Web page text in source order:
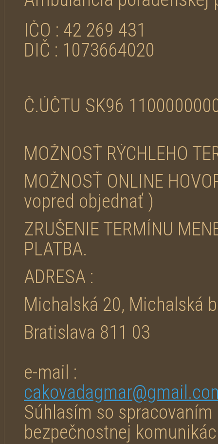
IČO : 42 269 431
DIČ : 1073664020
Č.ÚČTU SK96
MOŽNOSŤ RÝCHLEHO
MOŽNOSŤ ONLINE
vopred objednať )
ZRUŠENIE TERMÍNU
PLATBA.
ADRESA :
Michalská 20, Michalská
Bratislava 811 03
e-mail :
Súhlasím so
bezpečnostnej